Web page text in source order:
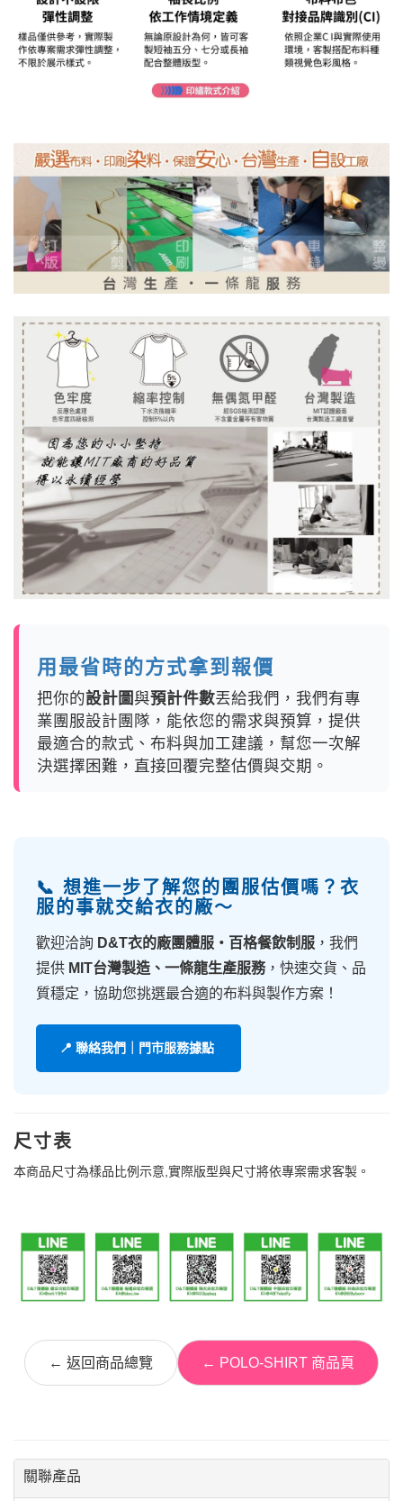
用最省時的方式拿到報價
把你的設計圖與預計件數丟給我們，我們有專
業團服設計團隊，能依您的需求與預算，提供
最適合的款式、布料與加工建議，幫您一次解
決選擇困難，直接回覆完整估價與交期。
📞 想進一步了解您的團服估價嗎？衣
服的事就交給衣的廠～
歡迎洽詢 D&T衣的廠團體服・百格餐飲制服 ，我們
提供 MIT台灣製造、一條龍生產服務，快速交貨、品
質穩定，協助您挑選最合適的布料與製作方案！
📍 聯絡我們｜門市服務據點
尺寸表
本商品尺寸為樣品比例示意,實際版型與尺寸將依專案需求客製。
← 返回商品總覽 ← POLO-SHIRT 商品頁
關聯產品